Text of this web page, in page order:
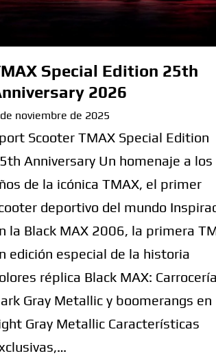
Special Edition 25th
2026
noviembre de 2025
Scooter TMAX Special Edition
Anniversary Un homenaje a los
de la icónica TMAX, el primer
deportivo del mundo
la Black MAX 2006, la primera
edición especial de la historia
réplica Black MAX:
Gray Metallic y boomerangs en
Gray Metallic Características